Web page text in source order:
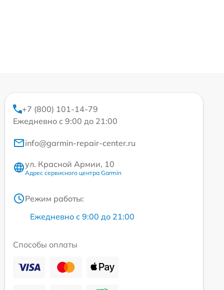
+7 (800) 101-14-79
Ежедневно с 9:00 до 21:00
info@garmin-repair-center.ru
ул. Красной Армии, 10
Адрес сервисного центра Garmin
Режим работы:
Ежедневно с 9:00 до 21:00
Способы оплаты